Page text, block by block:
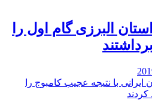
البرزی گام اول را